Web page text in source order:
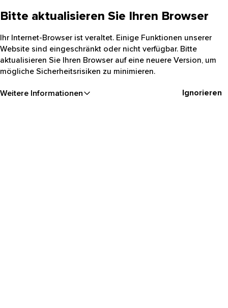
Bitte aktualisieren Sie Ihren Browser
Ihr Internet-Browser ist veraltet. Einige Funktionen unserer
Website sind eingeschränkt oder nicht verfügbar. Bitte
aktualisieren Sie Ihren Browser auf eine neuere Version, um
mögliche Sicherheitsrisiken zu minimieren.
Weitere Informationen Ignorieren